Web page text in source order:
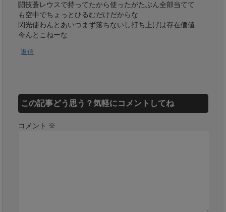
闘技蒼レウスで持ってたから使ったがたぶん全部当てて
も空中でちょっとひるむだけだからな
閃光使わんとあいつまず落ちないし打ち上げは存在価値
今んとこねーな
返信
この記事どう思う？気軽にコメントしてね
コメント ※